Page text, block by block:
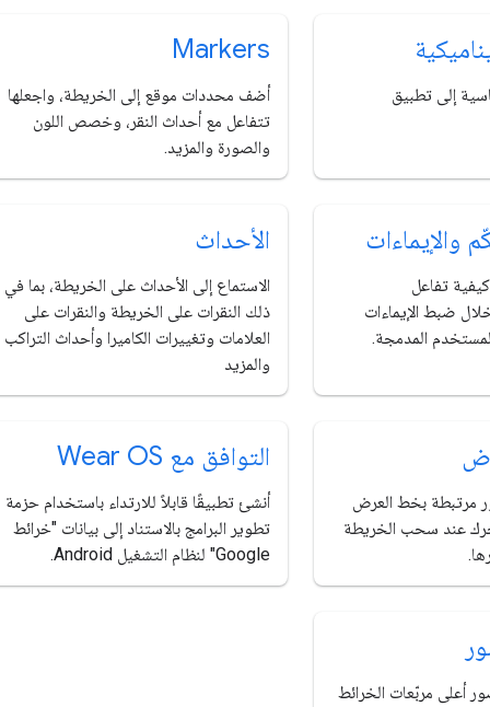
إلى تطبيق
Markers
أضف محددات موقع إلى الخريطة، واجعلها
تتفاعل مع أحداث النقر، وخصص اللون
والصورة والمزيد.
والإيماءات
تفاعل
ضبط الإيماءات
المدمجة.
الأحداث
الاستماع إلى الأحداث على الخريطة، بما في
ذلك النقرات على الخريطة والنقرات على
العلامات وتغييرات الكاميرا وأحداث التراكب
والمزيد
مرتبطة بخط العرض
عند سحب الخريطة
التوافق مع Wear OS
أنشئ تطبيقًا قابلاً للارتداء باستخدام حزمة
تطوير البرامج بالاستناد إلى بيانات "خرائط
Google" لنظام التشغيل Android.
أعلى مربّعات الخرائط